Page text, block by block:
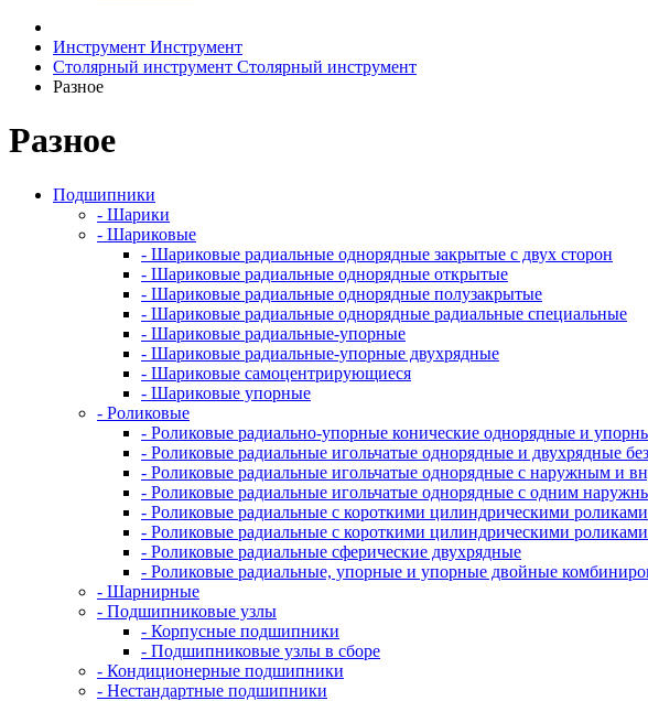
Инструмент Инструмент
Столярный инструмент Столярный инструмент
Разное
Разное
Подшипники
- Шарики
- Шариковые
- Шариковые радиальные однорядные закрытые с двух сторон
- Шариковые радиальные однорядные открытые
- Шариковые радиальные однорядные полузакрытые
- Шариковые радиальные однорядные радиальные специальные
- Шариковые радиальные-упорные
- Шариковые радиальные-упорные двухрядные
- Шариковые самоцентрирующиеся
- Шариковые упорные
- Роликовые
- Роликовые радиально-упорные конические однорядные и
- Роликовые радиальные игольчатые однорядные и двухрядные
- Роликовые радиальные игольчатые однорядные с наружным и
- Роликовые радиальные игольчатые однорядные с одним
- Роликовые радиальные с короткими цилиндрическими
- Роликовые радиальные с короткими цилиндрическими
- Роликовые радиальные сферические двухрядные
- Роликовые радиальные, упорные и упорные двойные
- Шарнирные
- Подшипниковые узлы
- Корпусные подшипники
- Подшипниковые узлы в сборе
- Кондиционерные подшипники
- Нестандартные подшипники